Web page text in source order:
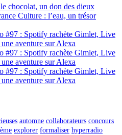
chocolat, un don des dieux
Culture : l’eau, un trésor
#97 : Spotify rachète Gimlet, Live
aventure sur Alexa
#97 : Spotify rachète Gimlet, Live
aventure sur Alexa
#97 : Spotify rachète Gimlet, Live
aventure sur Alexa
automne collaborateurs concours
explorer formaliser hyperradio